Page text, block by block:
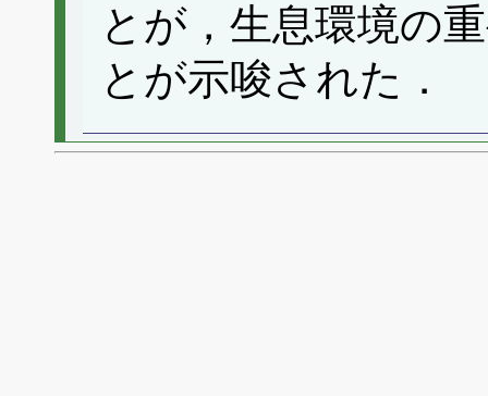
とが，生息環境の
とが示唆された．